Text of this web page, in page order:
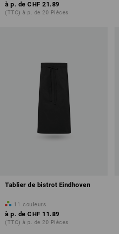
à p. de CHF 21.89
(TTC) à p. de 20 Pièces
Tablier de bistrot Eindhoven
11 couleurs
à p. de CHF 11.89
(TTC) à p. de 20 Pièces